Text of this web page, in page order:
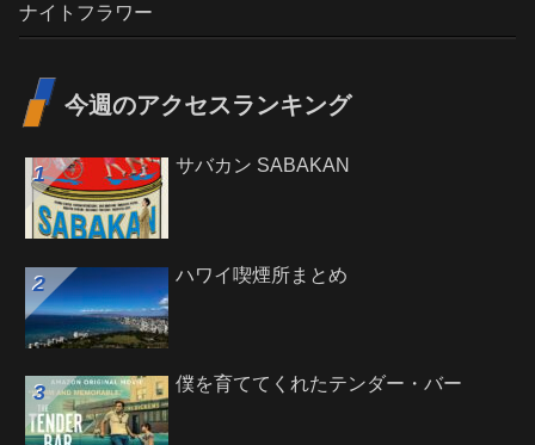
ナイトフラワー
今週のアクセスランキング
サバカン SABAKAN
ハワイ喫煙所まとめ
僕を育ててくれたテンダー・バー